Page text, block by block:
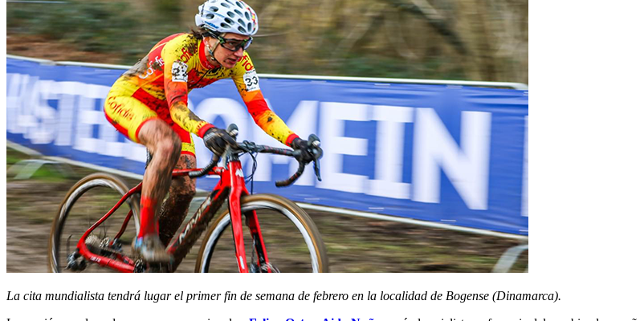
La cita mundialista tendrá lugar el primer fin de semana de febrero en la localidad de Bogense (Dinamarca).